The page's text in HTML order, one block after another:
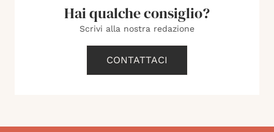
Hai qualche consiglio?
Scrivi alla nostra redazione
CONTATTACI